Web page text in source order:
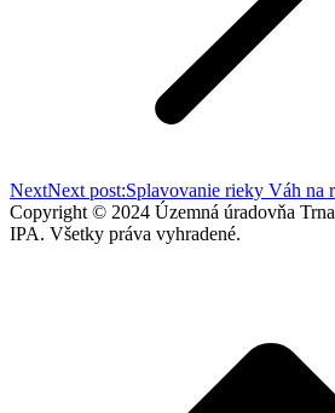
NextNext post:Splavovanie rieky Váh na
Copyright © 2024 Územná úradovňa
IPA. Všetky práva vyhradené.